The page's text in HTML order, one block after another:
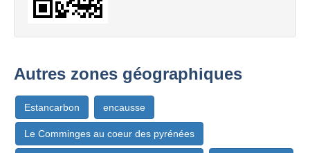
Autres zones géographiques
Estancarbon encausse
Le Comminges au coeur des pyrénées